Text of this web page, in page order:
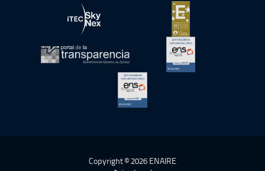
abre en ventana nueva abre en ventana
abre en ventana nueva abre en ventana
abre en ventana nueva
Copyright © 2026 ENAIRE